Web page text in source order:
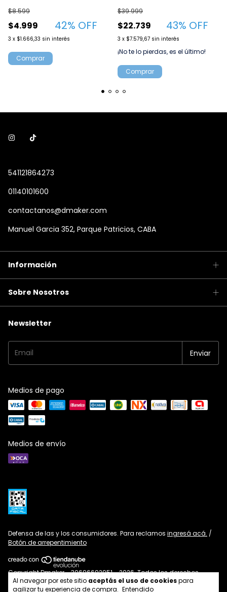
Al navegar por este sitio aceptás el uso de cookiespara
agilizar tu experiencia de compra. Entendido
Metalico Blanco
$4.999
$8.599
42% OFF
3 x $1.666,33 sin interés
$22.739
$39.999
43% OFF
3 x $7.579,67 sin interés
¡No te lo pierdas, es el último!
541121864273
01140101600
contactanos@dmaker.com
Manuel Garcia 352, Parque Patricios, CABA
Información
Sobre Nosotros
Newsletter
Medios de pago
Medios de envío
Defensa de las y los consumidores. Para reclamos ingresá acá. /
Botón de arrepentimiento
Copyright Dmaker - 30696692951 - 2026. Todos los derechos
reservados.